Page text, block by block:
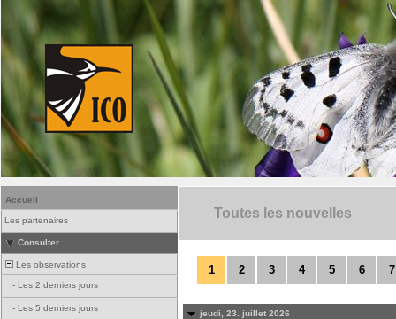
Accueil
Les partenaires
Consulter
Les observations
- Les 2 derniers jours
- Les 5 derniers jours
Toutes les nouvelles
1 2 3 4 5 6 7
jeudi, 23. juillet 2026